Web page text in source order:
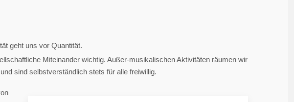
geht uns vor Quantität.
Miteinander wichtig. Außer-musikalischen Aktivitäten räumen wir
sind selbstverständlich stets für alle freiwillig.